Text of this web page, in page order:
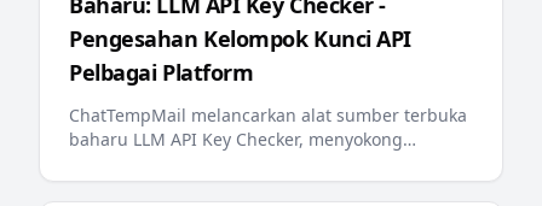
Pengesahan Kelompok Kunci API
Pelbagai Platform
ChatTempMail melancarkan alat sumber terbuka
baharu LLM API Key Checker, menyokong
platform LLM utama, pertanyaan baki dan